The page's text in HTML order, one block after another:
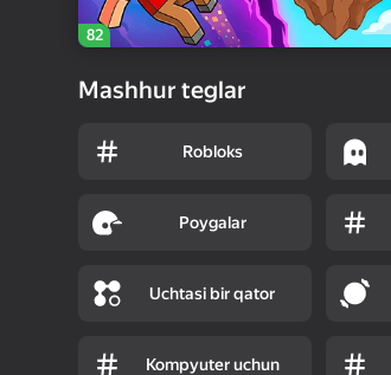
82
Mashhur teglar
Robloks
Poygalar
Uchtasi bir qator
Kompyuter uchun